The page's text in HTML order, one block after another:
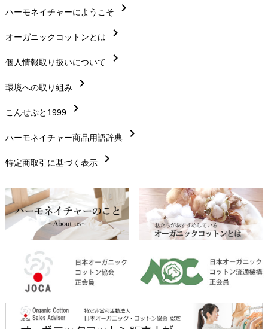
配送と送料chevron_right
在庫状況と発送予定chevron_right
サイズ・寸法chevron_right
生地・素材chevron_right
お手入れについて chevron_right
レビューを書こうchevron_right
返品交換chevron_right
FAXでのご注文 chevron_right
お問い合わせchevron_right
ハーモネイチャーにようこそ chevron_right
オーガニックコットンとは chevron_right
個人情報取り扱いについて chevron_right
環境への取り組み chevron_right
こんせぷと1999 chevron_right
ハーモネイチャー商品用語辞典 chevron_right
特定商取引に基づく表示 chevron_right